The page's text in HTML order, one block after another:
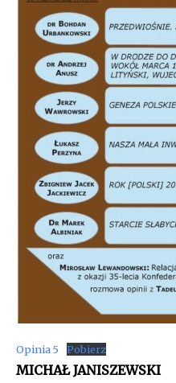
Opinia 5 Pobierz
MICHAŁ JANISZEWSKI